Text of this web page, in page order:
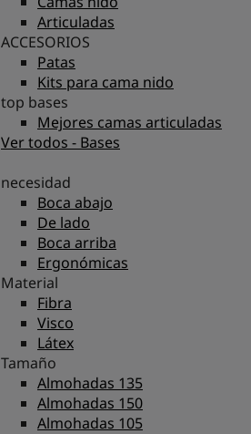
Articuladas
ACCESORIOS
Patas
Kits para cama nido
top bases
Mejores camas articuladas
Ver todos - Bases
necesidad
Boca abajo
De lado
Boca arriba
Ergonómicas
Material
Fibra
Visco
Látex
Tamaño
Almohadas 135
Almohadas 150
Almohadas 105